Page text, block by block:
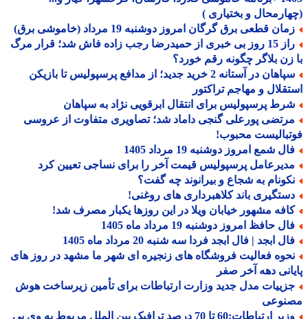
و بختیاری )
قطعی برق گرگان امروز دوشنبه 19 مرداد (خاموشی برق)
راز 15 روز بی خبری از حمیدرضا رجب زاده فاش شد؛ قرار مرگ
زن بلاگر چگونه رقم خورد؟
سپاهان در آستانه 2 خرید جدید؛ از مدافع پرسپولیس تا بازیکن
و مهاجم تراکتور
پرسپولیس برای انتقال ابرقویی نژاد به سپاهان
پورعلی گنجی داماد شد؛ تصاویری متفاوت از عروسی
محبوب!
شمع امروز دوشنبه 19 مرداد 1405
پرسپولیس قیمت آخر را برای نساجی تعیین کرد
به شجاع و بیرانوند چه گفت؟
باند کلاهبرداری های روغنی!
مشهور خیابان ویلا در این روزها یکبار مصرف شد!
حافظ امروز دوشنبه 19 مرداد ماه 1405
ابجد | فال ابجد فردا سه شنبه 20 مرداد ماه 1405
فعالیت فروشگاه های زنجیره ای شهر ما مشهد در روز های
دهه آخر صفر
مدل جدید وزارت ارتباطات برای تأمین زیرساخت هوش
وزیر ارتباطات:60 تا 70 درصد ترافیک بین الملل مربوط به وی پی